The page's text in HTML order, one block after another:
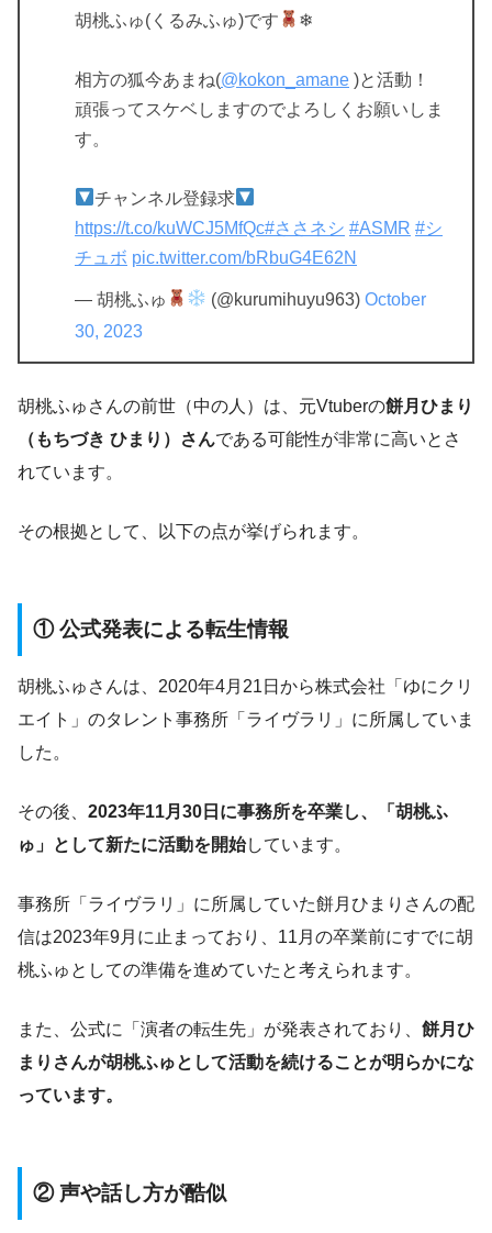
胡桃ふゅ(くるみふゅ)です ❄
相方の狐今あまね(@kokon_amane )と活動！
頑張ってスケベしますのでよろしくお願いしま
す。
チャンネル登録求
https://t.co/kuWCJ5MfQc#ささネシ #ASMR #シ
チュボ pic.twitter.com/bRbuG4E62N
— 胡桃ふゅ (@kurumihuyu963)October
30, 2023
胡桃ふゅさんの前世（中の人）は、元Vtuberの餅月ひまり
（もちづき ひまり）さんである可能性が非常に高いとさ
れています。
その根拠として、以下の点が挙げられます。
① 公式発表による転生情報
胡桃ふゅさんは、2020年4月21日から株式会社「ゆにクリ
エイト」のタレント事務所「ライヴラリ」に所属していま
した。
その後、 2023年11月30日に事務所を卒業し、「胡桃ふ
ゅ」として新たに活動を開始しています。
事務所「ライヴラリ」に所属していた餅月ひまりさんの配
信は2023年9月に止まっており、11月の卒業前にすでに胡
桃ふゅとしての準備を進めていたと考えられます。
また、公式に「演者の転生先」が発表されており、 餅月ひ
まりさんが胡桃ふゅとして活動を続けることが明らかにな
っています。
② 声や話し方が酷似